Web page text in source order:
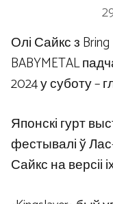
Олі Сайкс з
BABYMETAL
2024 у суботу –
Японскі гурт
фестывалі ў
Сайкс на версіі